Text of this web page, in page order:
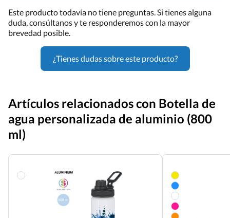
Este producto todavía no tiene preguntas. Si tienes alguna
duda, consúltanos y te responderemos con la mayor
brevedad posible.
¿Tienes dudas sobre este producto?
Artículos relacionados con Botella de
agua personalizada de aluminio (800
ml)